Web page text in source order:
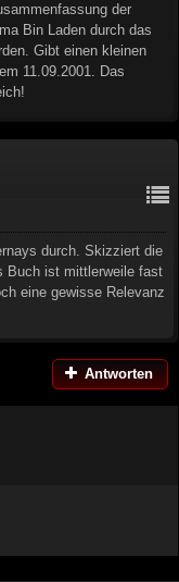
der
Bin Laden durch das
Gibt einen kleinen
11.09.2001. Das
durch. Skizziert die
Buch ist mittlerweile fast
eine gewisse Relevanz
Antworten